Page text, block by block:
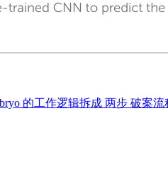
的工作逻辑拆成 两步 破案